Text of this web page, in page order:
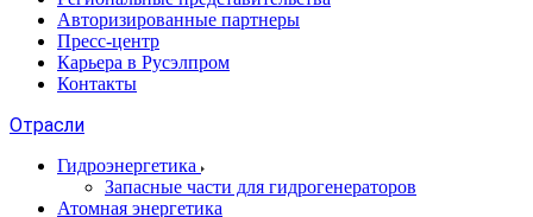
Авторизированные партнеры
Пресс-центр
Карьера в Русэлпром
Контакты
Отрасли
Гидроэнергетика
Запасные части для гидрогенераторов
Атомная энергетика